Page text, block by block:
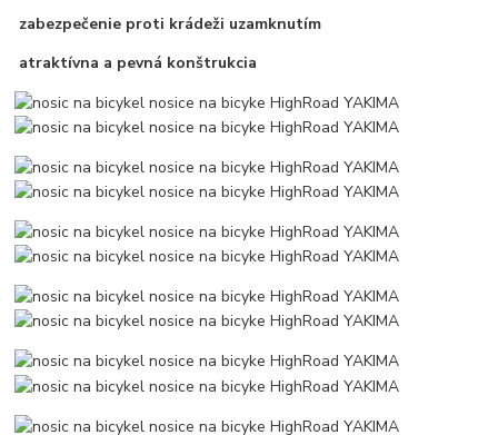
zabezpečenie proti krádeži uzamknutím
atraktívna a pevná konštrukcia